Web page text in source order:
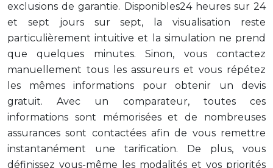
exclusions de garantie. Disponibles24 heures sur 24
et sept jours sur sept, la visualisation reste
particulièrement intuitive et la simulation ne prend
que quelques minutes. Sinon, vous contactez
manuellement tous les assureurs et vous répétez
les mêmes informations pour obtenir un devis
gratuit. Avec un comparateur, toutes ces
informations sont mémorisées et de nombreuses
assurances sont contactées afin de vous remettre
instantanément une tarification. De plus, vous
définissez vous-même les modalités et vos priorités